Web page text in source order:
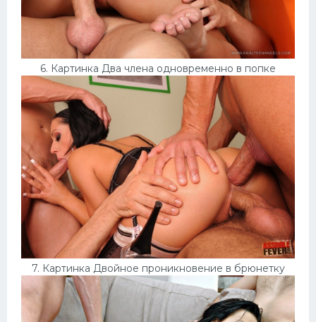
6. Картинка Два члена одновременно в попке
7. Картинка Двойное проникновение в брюнетку